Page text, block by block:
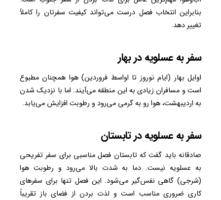
بنابراین انتخاب فصل درست می‌تواند کیفیت سفرتان را کاملاً
تغییر دهد.
سفر به عسلویه در بهار
اوایل بهار (ایام نوروز تا اواسط فروردین) هوا همچنان مطبوع
است و مسافران زیادی به این منطقه می‌آیند. اما با نزدیک شدن
به اردیبهشت، هوا رو به گرمی می‌رود و رطوبت افزایش می‌یابد.
سفر به عسلویه در تابستان
صادقانه باید گفت که تابستان فصل مناسبی برای سفر تفریحی
به عسلویه نیست. دما به شدت بالا می‌رود و رطوبت هوا
(شرجی) گاهی نفس‌گیر می‌شود. این فصل تنها برای سفرهای
کاری ضروری مناسب است و لذت بردن از فضای باز تقریباً